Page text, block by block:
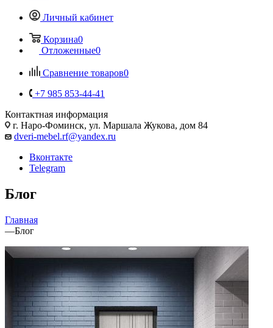
Личный кабинет
Корзина0
Отложенные0
Сравнение товаров0
+7 985 853-44-41
Контактная информация
г. Наро-Фоминск, ул. Маршала Жукова, дом 84
dveri-mebel.rf@yandex.ru
Вконтакте
Telegram
Блог
Главная
—Блог